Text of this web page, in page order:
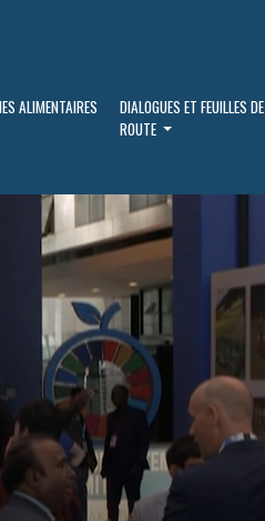
ALIMENTAIRES
DIALOGUES ET FEUILLES DE
ROUTE